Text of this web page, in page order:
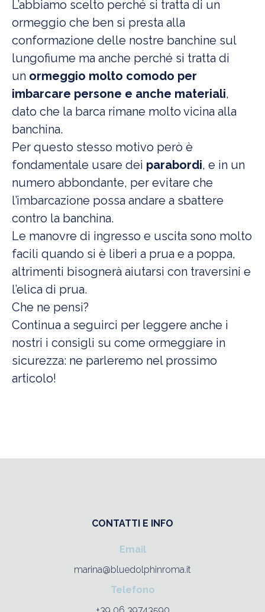
L’abbiamo scelto perché si tratta di un
ormeggio che ben si presta alla
conformazione delle nostre banchine sul
lungofiume ma anche perché si tratta di
un ormeggio molto comodo per
imbarcare persone e anche materiali,
dato che la barca rimane molto vicina alla
banchina.
Per questo stesso motivo però è
fondamentale usare dei parabordi, e in un
numero abbondante, per evitare che
l’imbarcazione possa andare a sbattere
contro la banchina.
Le manovre di ingresso e uscita sono molto
facili quando si è liberi a prua e a poppa,
altrimenti bisognerà aiutarsi con traversini e
l’elica di prua.
Che ne pensi?
Continua a seguirci per leggere anche i
nostri i consigli su come ormeggiare in
sicurezza: ne parleremo nel prossimo
articolo!
CONTATTI E INFO
Email
marina@bluedolphinroma.it
Telefono